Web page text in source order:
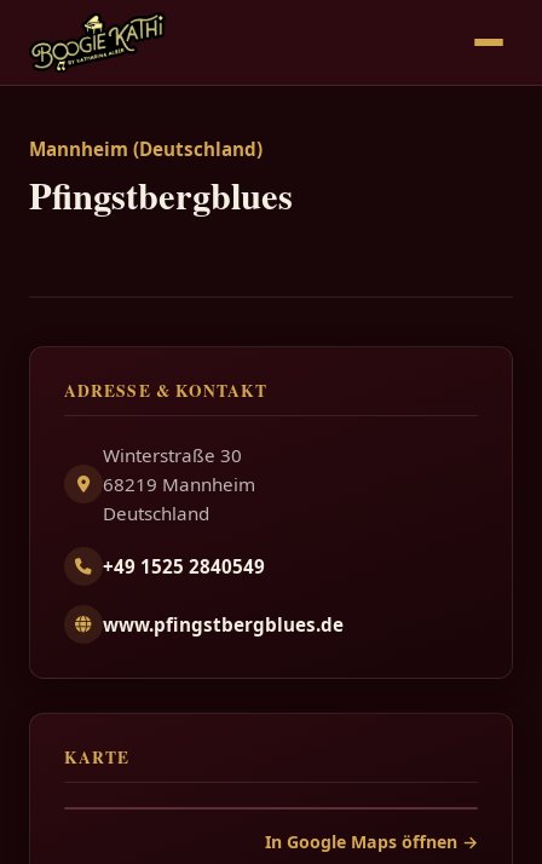
Mannheim (Deutschland)
Pfingstbergblues
ADRESSE & KONTAKT
Winterstraße 30
68219 Mannheim
Deutschland
+49 1525 2840549
www.pfingstbergblues.de
KARTE
In Google Maps öffnen →